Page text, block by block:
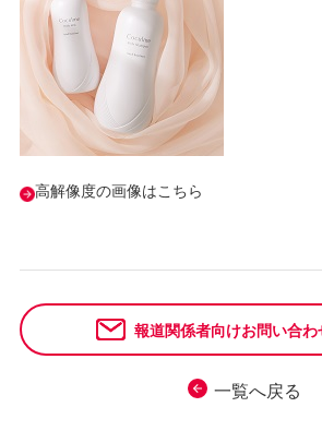
高解像度の画像はこちら
一覧へ戻る
報道関係者向けお問い合わ